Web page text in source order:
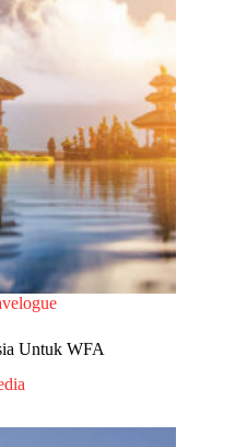
Untuk WFA